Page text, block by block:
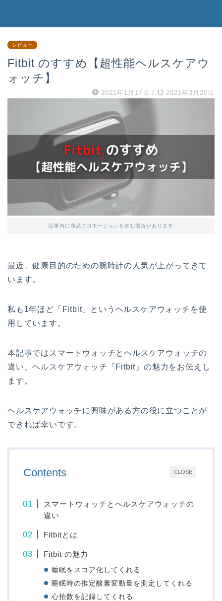
レビュー
Fitbit のすすめ【超性能ヘルスケアウ
ォッチ】
2021年1月17日 / 2021年3月20日
記事内に商品プロモーションを含む場合があります
最近、健康目的のための腕時計の人気が上がってきて
います。
私も1年ほど「Fitbit」というヘルスケアウォッチを使
用しています。
本記事ではスマートウォッチとヘルスケアウォッチの
違い、ヘルスケアウォッチ「Fitbit」の魅力をお伝えし
ます。
ヘルスケアウォッチに興味がある方の役に立つことが
できれば幸いです。
CLOSE
Contents
スマートウォッチとヘルスケアウォッチの
違い
Fitbitとは
Fitbit の魅力
睡眠をスコア化してくれる
睡眠時の推定酸素変動量を測定してくれる
心拍数を記録してくれる